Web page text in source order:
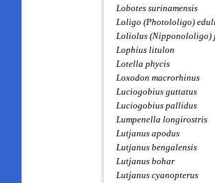
Lobotes surinamensis
Loligo (Photololigo)
Loliolus (Nipponololigo)
Lophius litulon
Lotella phycis
Loxodon macrorhinus
Luciogobius guttatus
Luciogobius pallidus
Lumpenella longirostris
Lutjanus apodus
Lutjanus bengalensis
Lutjanus bohar
Lutjanus cyanopterus